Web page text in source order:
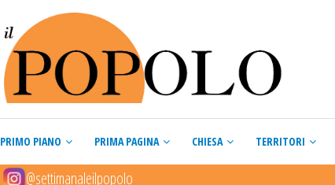
PRIMO PIANO PRIMA PAGINA CHIESA TERRITORI
@settimanaleilpopolo